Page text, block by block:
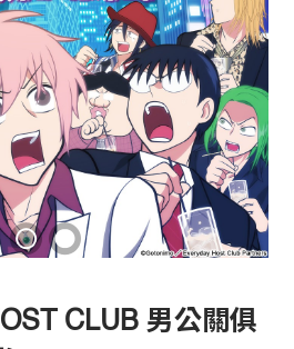
CLUB 男公關俱